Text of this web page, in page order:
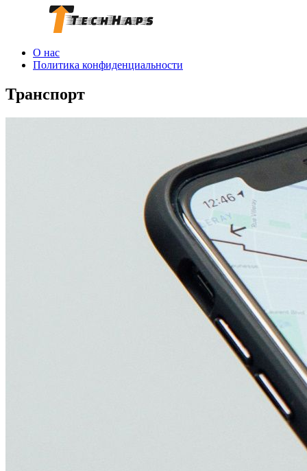
О нас
Политика конфиденциальности
Транспорт